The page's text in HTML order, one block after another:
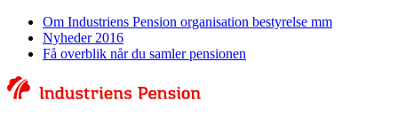
Om Industriens Pension organisation bestyrelse mm
Nyheder 2016
Få overblik når du samler pensionen